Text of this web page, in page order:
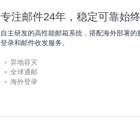
专注邮件24年，稳定可靠始
自主研发的高性能邮箱系统，搭配海外部署
登录和邮件收发服务。
异地容灾
全球通邮
海外登录